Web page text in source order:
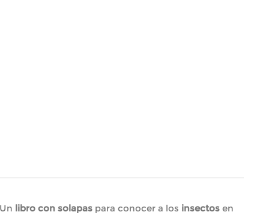
libro con solapas para conocer a los insectos en